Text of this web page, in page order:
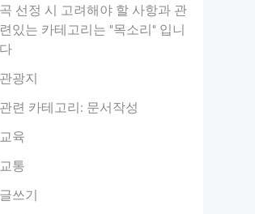
곡 선정 시 고려해야 할 사항과 관
련있는 카테고리는 "목소리" 입니
다
관광지
관련 카테고리: 문서작성
교육
교통
글쓰기